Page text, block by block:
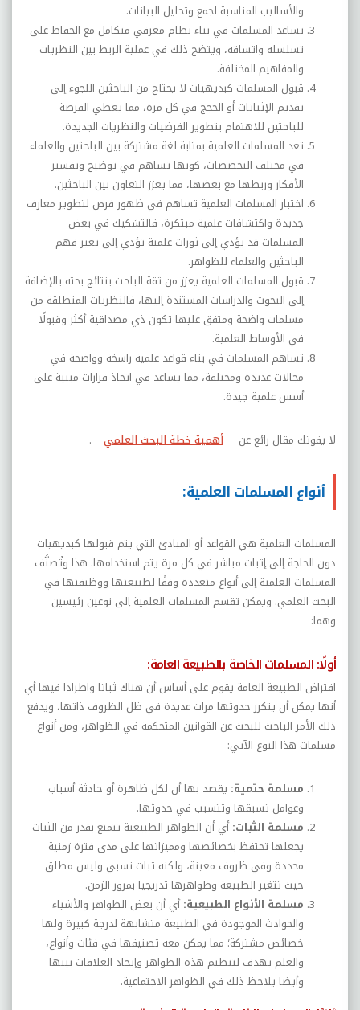
والأساليب المناسبة لجمع وتحليل البيانات.
تساعد المسلمات في بناء نظام معرفي متكامل مع الحفاظ على
تسلسله واتساقه، ويتضح ذلك في عملية الربط بين النظريات
والمفاهيم المختلفة.
قبول المسلمات كبديهيات لا يحتاج من الباحثين اللجوء إلى
تقديم الإثباتات أو الحجج في كل مرة، مما يعطي الفرصة
للباحثين للاهتمام بتطوير الفرضيات والنظريات الجديدة.
تعد المسلمات العلمية بمثابة لغة مشتركة بين الباحثين والعلماء
في مختلف التخصصات، كونها تساهم في توضيح وتفسير
الأفكار وربطها مع بعضها، مما يعزز التعاون بين الباحثين.
اختبار المسلمات العلمية تساهم في ظهور فرص لتطوير معارف
جديدة واكتشافات علمية مبتكرة، فالتشكيك في بعض
المسلمات قد يؤدي إلى ثورات علمية تؤدي إلى تغير فهم
الباحثين والعلماء للظواهر.
قبول المسلمات العلمية يعزز من ثقة الباحث بنتائج بحثه بالإضافة
إلى البحوث والدراسات المستندة إليها، فالنظريات المنطلقة من
مسلمات واضحة ومتفق عليها تكون ذي مصداقية أكثر وقبولًا
في الأوساط العلمية.
تساهم المسلمات في بناء قواعد علمية راسخة وواضحة في
مجالات عديدة ومختلفة، مما يساعد في اتخاذ قرارات مبنية على
أسس علمية جيدة.
لا يفوتك مقال رائع عن أهمية خطة البحث العلمي .
أنواع المسلمات العلمية:
المسلمات العلمية هي القواعد أو المبادئ التي يتم قبولها كبديهيات
دون الحاجة إلى إثبات مباشر في كل مرة يتم استخدامها. هذا وتُصنَّف
المسلمات العلمية إلى أنواع متعددة وفقًا لطبيعتها ووظيفتها في
البحث العلمي. ويمكن تقسم المسلمات العلمية إلى نوعين رئيسين
وهما:
أولًا: المسلمات الخاصة بالطبيعة العامة:
افتراض الطبيعة العامة يقوم على أساس أن هناك ثباتا واطرادا فيها أي
أنها يمكن أن يتكرر حدوثها مرات عديدة في ظل الظروف ذاتها، ويدفع
ذلك الأمر الباحث للبحث عن القوانين المتحكمة في الظواهر، ومن أنواع
مسلمات هذا النوع الآتي:
مسلمة حتمية: يقصد بها أن لكل ظاهرة أو حادثة أسباب
وعوامل تسبقها وتتسبب في حدوثها.
مسلمة الثبات:أي أن الظواهر الطبيعية تتمتع بقدر من الثبات
يجعلها تحتفظ بخصائصها ومميزاتها على مدى فترة زمنية
محددة وفي ظروف معينة، ولكنه ثبات نسبي وليس مطلق
حيث تتغير الطبيعة وظواهرها تدريجيا بمرور الزمن.
مسلمة الأنواع الطبيعية:أي أن بعض الظواهر والأشياء
والحوادث الموجودة في الطبيعة متشابهة لدرجة كبيرة ولها
خصائص مشتركة؛ مما يمكن معه تصنيفها في فئات وأنواع،
والعلم يهدف لتنظيم هذه الظواهر وإيجاد العلاقات بينها
وأيضا يلاحظ ذلك في الظواهر الاجتماعية.